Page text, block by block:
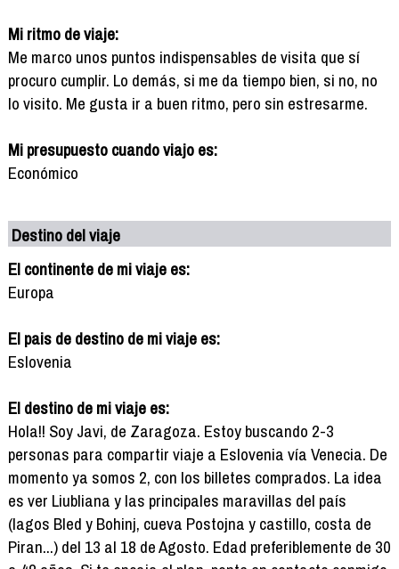
Mi ritmo de viaje:
Me marco unos puntos indispensables de visita que sí
procuro cumplir. Lo demás, si me da tiempo bien, si no, no
lo visito. Me gusta ir a buen ritmo, pero sin estresarme.
Mi presupuesto cuando viajo es:
Económico
Destino del viaje
El continente de mi viaje es:
Europa
El pais de destino de mi viaje es:
Eslovenia
El destino de mi viaje es:
Hola!! Soy Javi, de Zaragoza. Estoy buscando 2-3
personas para compartir viaje a Eslovenia vía Venecia. De
momento ya somos 2, con los billetes comprados. La idea
es ver Liubliana y las principales maravillas del país
(lagos Bled y Bohinj, cueva Postojna y castillo, costa de
Piran...) del 13 al 18 de Agosto. Edad preferiblemente de 30